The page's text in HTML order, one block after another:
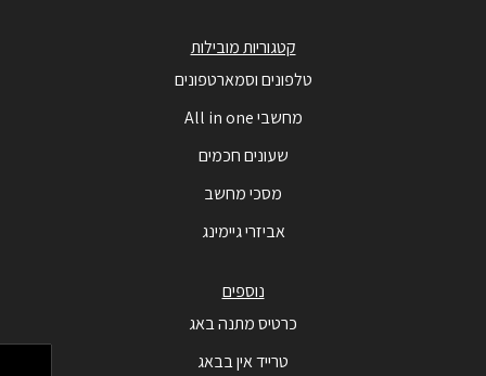
קטגוריות מובילות
טלפונים וסמארטפונים
מחשבי All in one
שעונים חכמים
מסכי מחשב
אביזרי גיימינג
נוספים
כרטיס מתנה באג
טרייד אין בבאג